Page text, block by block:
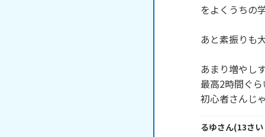
をよくうちの
あと素振りも
あまり増やし
最高2時間ぐら
初心者さんじ
るゆさん(13さい